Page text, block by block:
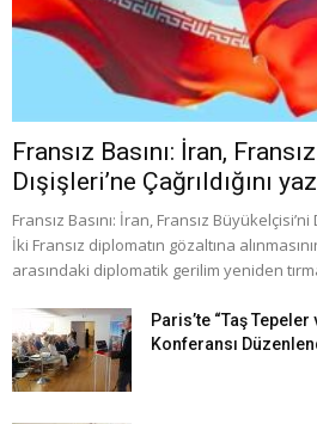
Fransız Basını: İran,
Dışişleri’ne Çağrıldığını
Fransız Basını: İran, Fransız Büyükelçisi’ni
İki Fransız diplomatın gözaltına
arasındaki diplomatik gerilim yeniden
Paris’te “Taş
Konferansı